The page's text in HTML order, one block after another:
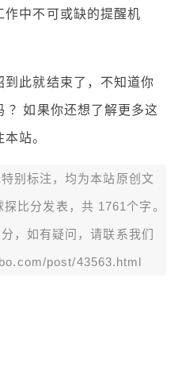
中不可或缺的提醒机
此就结束了，不知道你
？如果你还想了解更多这
站。
别标注，均为本站原创文
探比分 发表，共 1761个字。
，如有疑问，请联系我们
post/43563.html